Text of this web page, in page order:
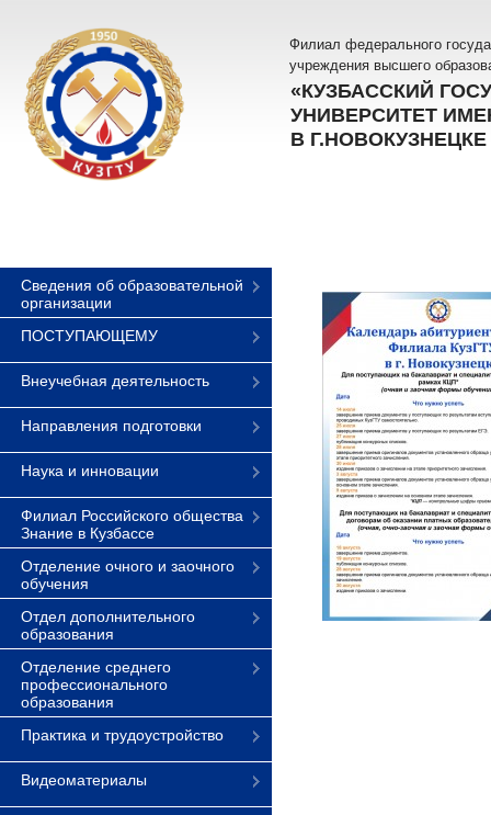
Филиал федерального
учреждения высшего
«КУЗБАССКИЙ
УНИВЕРСИТЕТ
В Г.НОВОКУЗНЕЦКЕ
Сведения об образовательной
организации
ПОСТУПАЮЩЕМУ
Внеучебная деятельность
Направления подготовки
Наука и инновации
Филиал Российского общества
Знание в Кузбассе
Отделение очного и заочного
обучения
Отдел дополнительного
образования
Отделение среднего
профессионального
образования
Практика и трудоустройство
Видеоматериалы